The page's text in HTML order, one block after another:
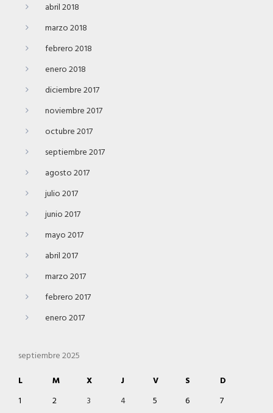
abril 2018
marzo 2018
febrero 2018
enero 2018
diciembre 2017
noviembre 2017
octubre 2017
septiembre 2017
agosto 2017
julio 2017
junio 2017
mayo 2017
abril 2017
marzo 2017
febrero 2017
enero 2017
septiembre 2025
L
M X J V S
D
1
2 3 4 5 6
7